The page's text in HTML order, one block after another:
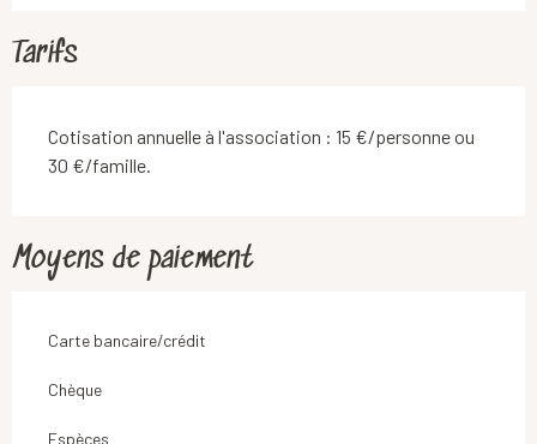
Tarifs
Cotisation annuelle à l'association : 15 €/personne ou
30 €/famille.
Moyens de paiement
Carte bancaire/crédit
Chèque
Espèces